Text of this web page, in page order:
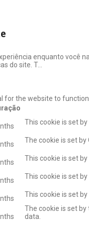
enquanto você
do site. T...
for the website to
This cookie is set
The cookie is set
This cookie is set
This cookie is set
This cookie is set
The cookie is set
data.